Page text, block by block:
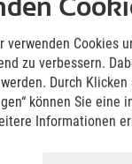
Website
verwenden Cookies
zu verbessern.
Durch
können Sie
Informationen